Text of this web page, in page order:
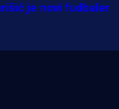
je novi fudbaler